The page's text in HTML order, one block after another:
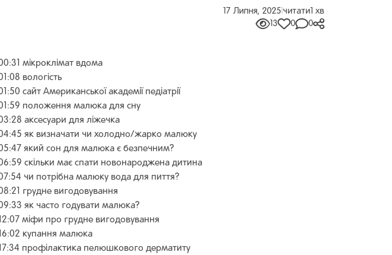
17 Липня, 2025 читати1 хв
13
0 0
мікроклімат вдома
вологість
сайт Американської академії педіатрії
положення малюка для сну
аксесуари для ліжечка
як визначати чи холодно/жарко малюку
який сон для малюка є безпечним?
скільки має спати новонароджена дитина
чи потрібна малюку вода для пиття?
грудне вигодовування
як часто годувати малюка?
12:07 міфи про грудне вигодовування
16:02 купання малюка
17:34 профілактика пелюшкового дерматиту